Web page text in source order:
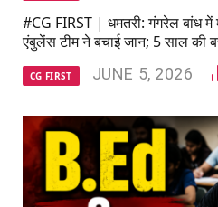
#CG FIRST | धमतरी: गंगरेल बांध में
एंबुलेंस टीम ने बचाई जान; 5 साल की
CG FIRST JUNE 5, 2026